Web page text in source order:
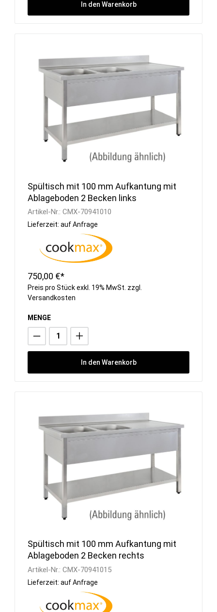
In den Warenkorb
Spültisch mit 100 mm Aufkantung mit
Ablageboden 2 Becken links
Artikel-Nr.: CMX-70941010
Lieferzeit: auf Anfrage
750,00 €*
Preis pro Stück exkl. 19% MwSt. zzgl.
Versandkosten
MENGE
In den Warenkorb
Spültisch mit 100 mm Aufkantung mit
Ablageboden 2 Becken rechts
Artikel-Nr.: CMX-70941015
Lieferzeit: auf Anfrage